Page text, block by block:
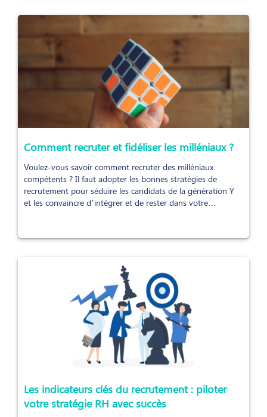
Comment recruter et fidéliser les milléniaux ?
Voulez-vous savoir comment recruter des milléniaux
compétents ? Il faut adopter les bonnes stratégies de
recrutement pour séduire les candidats de la génération Y
et les convaincre d’intégrer et de rester dans votre
Les indicateurs clés du recrutement : piloter
votre stratégie RH avec succès